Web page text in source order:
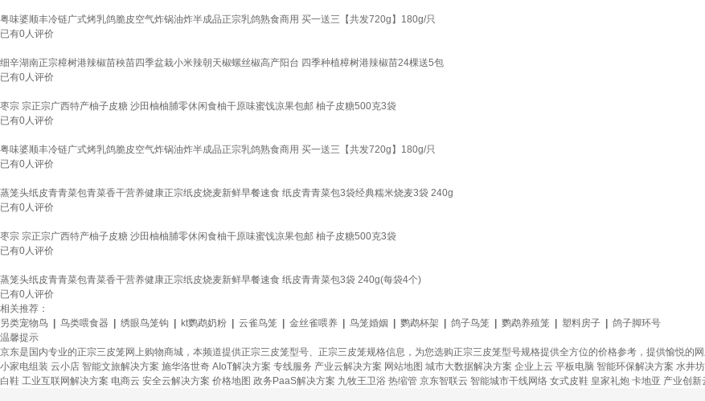
粤味婆顺丰冷链广式烤乳鸽脆皮空气炸锅油炸半成品正宗乳鸽熟食商用 买一送三【共发720g】180g/只
已有0人评价
细辛湖南正宗樟树港辣椒苗秧苗四季盆栽小米辣朝天椒螺丝椒高产阳台 四季种植樟树港辣椒苗24棵送5包
已有0人评价
枣宗 宗正宗广西特产柚子皮糖 沙田柚柚脯零休闲食柚干原味蜜饯凉果包邮 柚子皮糖500克3袋
已有0人评价
粤味婆顺丰冷链广式烤乳鸽脆皮空气炸锅油炸半成品正宗乳鸽熟食商用 买一送三【共发720g】180g/只
已有0人评价
蒸笼头纸皮青青菜包青菜香干营养健康正宗纸皮烧麦新鲜早餐速食 纸皮青青菜包3袋经典糯米烧麦3袋 240g
已有0人评价
枣宗 宗正宗广西特产柚子皮糖 沙田柚柚脯零休闲食柚干原味蜜饯凉果包邮 柚子皮糖500克3袋
已有0人评价
蒸笼头纸皮青青菜包青菜香干营养健康正宗纸皮烧麦新鲜早餐速食 纸皮青青菜包3袋 240g(每袋4个)
已有0人评价
相关推荐：
另类宠物鸟
鸟类喂食器 绣眼鸟笼钩 kt鹦鹉奶粉 云雀鸟笼 金丝雀喂养 鸟笼婚姻 鹦鹉杯架 鸽子鸟笼 鹦鹉养殖笼 塑料房子
鸽子脚环号
温馨提示
京东是国内专业的正宗三皮笼网上购物商城，本频道提供正宗三皮笼型号、正宗三皮笼规格信息，为您选购正宗三皮笼型号规格提供全方位的价格参考，提供愉悦的网
小家电组装 云小店 智能文旅解决方案 施华洛世奇 AIoT解决方案 专线服务 产业云解决方案 网站地图 城市大数据解决方案 企业上云 平板电脑 智能环保解决方案 水井坊
白鞋 工业互联网解决方案 电商云 安全云解决方案 价格地图 政务PaaS解决方案 九牧王卫浴 热缩管 京东智联云 智能城市干线网络 女式皮鞋 皇家礼炮 卡地亚 产业创新